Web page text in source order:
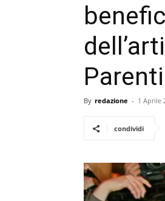
By redazione - 1 Aprile
condividi